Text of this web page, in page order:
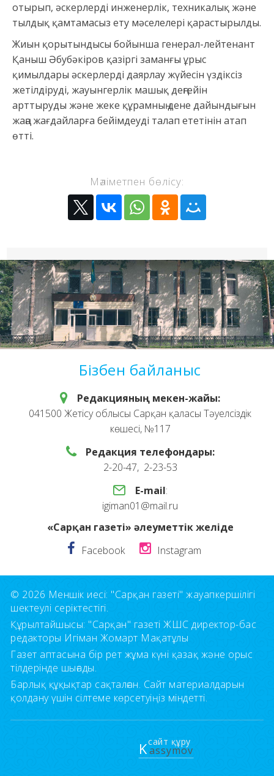
отырып, әскерлерді инженерлік, техникалық және
тылдық қамтамасыз ету мәселелері қарастырылды.
Жиын қорытындысы бойынша генерал-лейтенант
Қаныш Әбубәкіров қазіргі заманғы ұрыс
қимылдары әскерлерді даярлау жүйесін үздіксіз
жетілдіруді, жауынгерлік машық деңгейін
арттыруды және жеке құрамның дене дайындығын
жаңа жағдайларға бейімдеуді талап ететінін атап
өтті.
Мәліметпен бөлісу:
Бізбен байланыс
Редакцияның мекен-жайы:
041500 Жетісу облысы Сарқан қаласы Тәуелсіздік
көшесі, №117
Редакция телефондары:
2-20-47, 2-23-53
E-mail:
igiman01@mail.ru
«Сарқан газеті» әлеуметтік желіде
Facebook
Instagram
© 2026 Меншік иесі: "Сарқан газеті" жауапкершілігі
шектеулі серіктестігі.
Құрылтайшысы: "Сарқан" газеті ЖШС директор-бас
редакторы Игіман Жомарт Мақатұлы
Газет аптасына бір рет жұма күні қазақ және орыс
тілдерінде шығады.
Барлық құқықтар сақталған. Сайт материалдарын
қолдану үшін сілтеме көрсетуіңіз міндетті.
сайт құру
Kassymov